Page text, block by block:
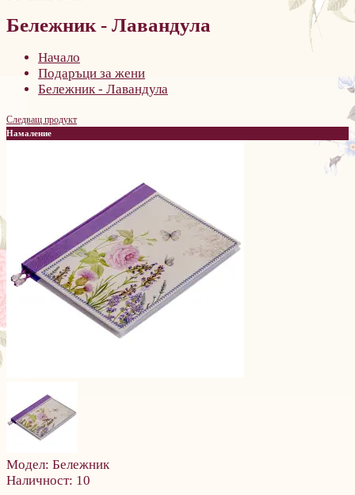
Бележник - Лавандула
Начало
Подаръци за жени
Бележник - Лавандула
Следващ продукт
Намаление
Модел: Бележник
Наличност: 10